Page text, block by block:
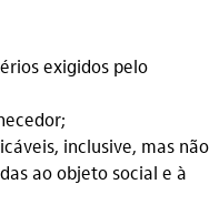
exigidos pelo
inclusive, mas não
ao objeto social e à